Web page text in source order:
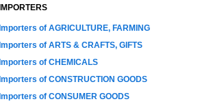
IMPORTERS
Importers of AGRICULTURE, FARMING
Importers of ARTS & CRAFTS, GIFTS
Importers of CHEMICALS
Importers of CONSTRUCTION GOODS
Importers of CONSUMER GOODS